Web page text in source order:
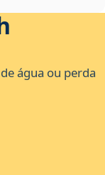
água ou perda